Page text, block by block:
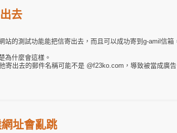
去
站的測試功能能把信寄出去，而且可以成功寄到g-amil信箱
為什麼會這樣。
寄出去的郵件名稱可能不是 @f23ko.com，導致被當成廣告
址會亂跳